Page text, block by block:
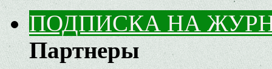
ПОДПИСКА НА
Партнеры